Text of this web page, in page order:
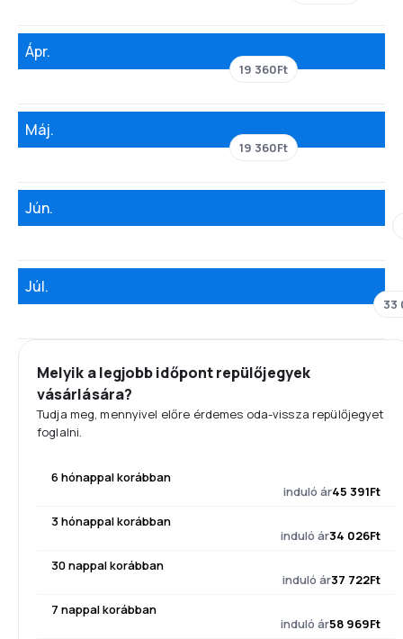
Ápr.
19 360Ft
Máj.
19 360Ft
Jún.
Júl.
33
Melyik a legjobb időpont repülőjegyek
vásárlására?
Tudja meg, mennyivel előre érdemes oda-vissza repülőjegyet
foglalni.
6 hónappal korábban
induló ár45 391Ft
3 hónappal korábban
induló ár34 026Ft
30 nappal korábban
induló ár37 722Ft
7 nappal korábban
induló ár58 969Ft